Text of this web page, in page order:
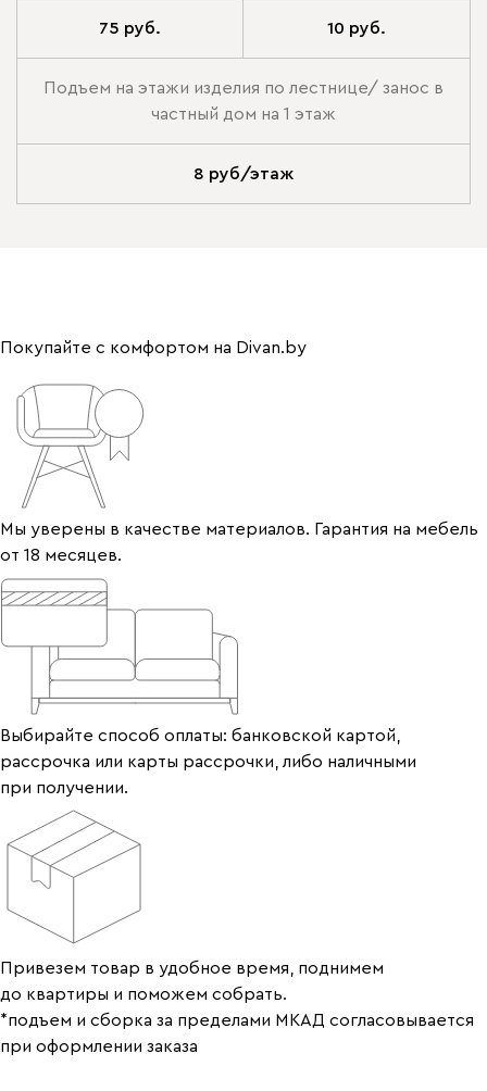
75 руб. 10 руб.
Подъем на этажи изделия по лестнице/ занос в
частный дом на 1 этаж
8 руб/этаж
Покупайте с комфортом на Divan.by
Мы уверены в качестве материалов. Гарантия на мебель
от 18 месяцев.
Выбирайте способ оплаты: банковской картой,
рассрочка или карты рассрочки, либо наличными
при получении.
Привезем товар в удобное время, поднимем
до квартиры и поможем собрать.
*подъем и сборка за пределами МКАД согласовывается
при оформлении заказа